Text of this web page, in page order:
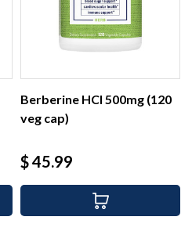
Berberine HCl 500mg (120
veg cap)
Precio
$ 45.99